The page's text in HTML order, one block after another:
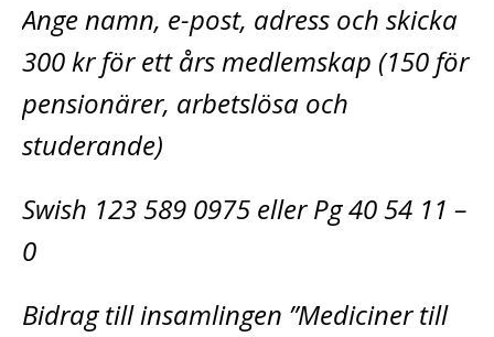
Ange namn, e-post, adress och skicka
300 kr för ett års medlemskap (150 för
pensionärer, arbetslösa och
studerande)
Swish 123 589 0975 eller Pg 40 54 11 –
0
Bidrag till insamlingen ”Mediciner till